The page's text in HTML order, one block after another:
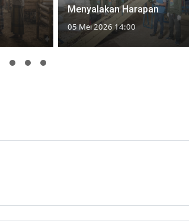
Menyalakan Harapan
05 Mei 2026 14:00